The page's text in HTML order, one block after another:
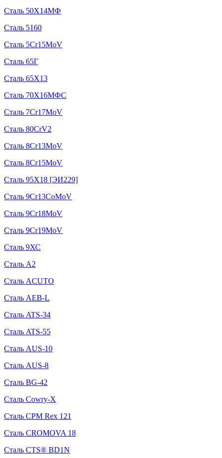
Сталь 50Х14МФ
Сталь 5160
Сталь 5Cr15MoV
Сталь 65Г
Сталь 65Х13
Сталь 70Х16МФС
Сталь 7Cr17MoV
Сталь 80CrV2
Сталь 8Cr13MoV
Сталь 8Cr15MoV
Сталь 95Х18 [ЭИ229]
Сталь 9Cr13CoMoV
Сталь 9Cr18MoV
Сталь 9Cr19MoV
Сталь 9ХС
Сталь A2
Сталь ACUTO
Сталь AEB-L
Сталь ATS-34
Сталь ATS-55
Сталь AUS-10
Сталь AUS-8
Сталь BG-42
Сталь Cowry-X
Сталь CPM Rex 121
Сталь CROMOVA 18
Сталь CTS® BD1N